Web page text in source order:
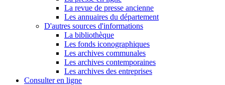
La revue de presse ancienne
Les annuaires du département
D'autres sources d'informations
La bibliothèque
Les fonds iconographiques
Les archives communales
Les archives contemporaines
Les archives des entreprises
Consulter en ligne